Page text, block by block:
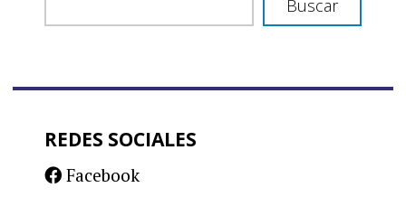
Buscar
REDES SOCIALES
Facebook